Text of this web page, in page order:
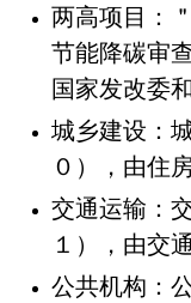
两高项目：
节能降碳审
国家发改委
城乡建设：
０），由住
交通运输：
１），由交
公共机构：